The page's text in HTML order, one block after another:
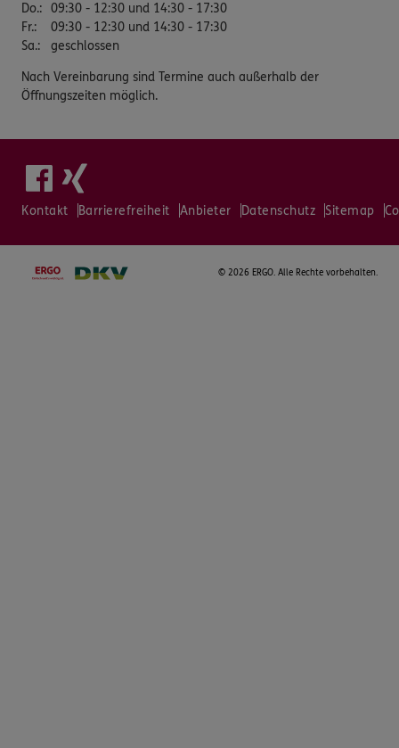
Do.: 09:30 - 12:30 und 14:30 - 17:30
Fr.:
09:30 - 12:30 und 14:30 - 17:30
Sa.: geschlossen
Nach Vereinbarung sind Termine auch außerhalb der
Öffnungszeiten möglich.
Kontakt Barrierefreiheit Anbieter Datenschutz Sitemap
© 2026 ERGO. Alle Rechte vorbehalten.